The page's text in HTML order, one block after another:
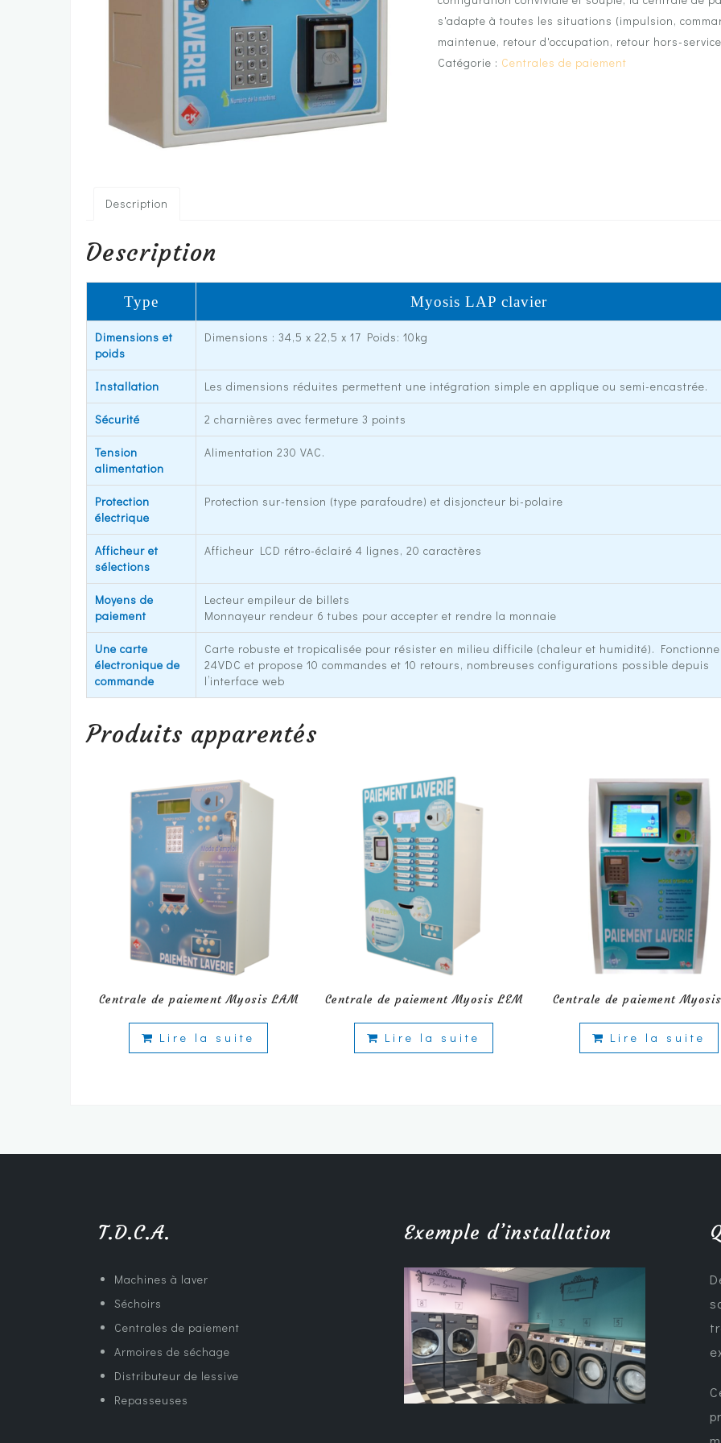
s'adapte à toutes les situations (impulsion,
maintenue, retour d'occupation, retour hors-
Catégorie : Centrales de paiement
Description
Description
Type Myosis LAP clavier
Dimensions et
poids
Dimensions : 34,5 x 22,5 x 17 Poids: 10kg
Installation Les dimensions réduites permettent une intégration simple en applique ou semi-encastrée.
Sécurité 2 charnières avec fermeture 3 points
Tension
alimentation
Alimentation 230 VAC.
Protection
électrique
Protection sur-tension (type parafoudre) et disjoncteur bi-polaire
Afficheur et
sélections
Afficheur LCD rétro-éclairé 4 lignes, 20 caractères
Moyens de
paiement
Lecteur empileur de billets
Monnayeur rendeur 6 tubes pour accepter et rendre la monnaie
Une carte
électronique de
commande
Carte robuste et tropicalisée pour résister en milieu difficile (chaleur et humidité).
24VDC et propose 10 commandes et 10 retours, nombreuses configurations possible depuis
l’interface web
Produits apparentés
Centrale de paiement Myosis LAM
Lire la suite
Centrale de paiement Myosis LEM
Lire la suite
Centrale de paiement Myosis
Lire la suite
T.D.C.A.
Machines à laver
Séchoirs
Centrales de paiement
Armoires de séchage
Distributeur de lessive
Repasseuses
Exemple d’installation